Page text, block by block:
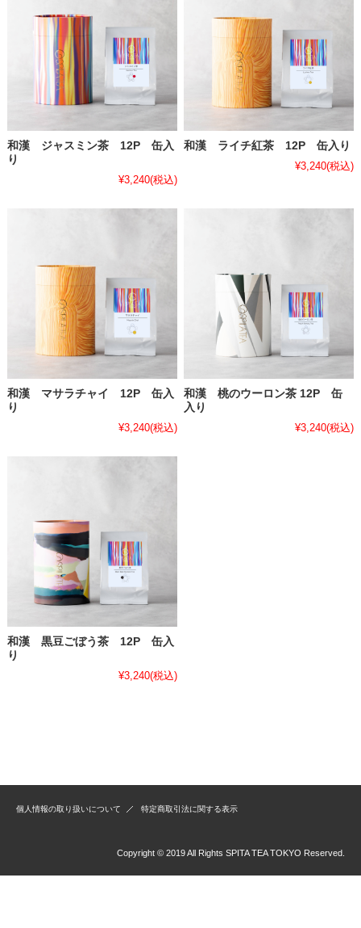
和漢 ジャスミン茶 12P 缶入
り
¥3,240(税込)
和漢 ライチ紅茶 12P 缶入り
¥3,240(税込)
和漢 マサラチャイ 12P 缶入
り
¥3,240(税込)
和漢 桃のウーロン茶 12P 缶
入り
¥3,240(税込)
和漢 黒豆ごぼう茶 12P 缶入
り
¥3,240(税込)
個人情報の取り扱いについて 特定商取引法に関する表示
Copyright © 2019 All Rights SPITA TEA TOKYO Reserved.